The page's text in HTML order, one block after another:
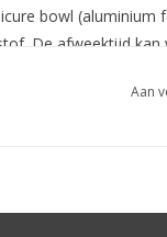
bowl
De afweektijd kan
Aan